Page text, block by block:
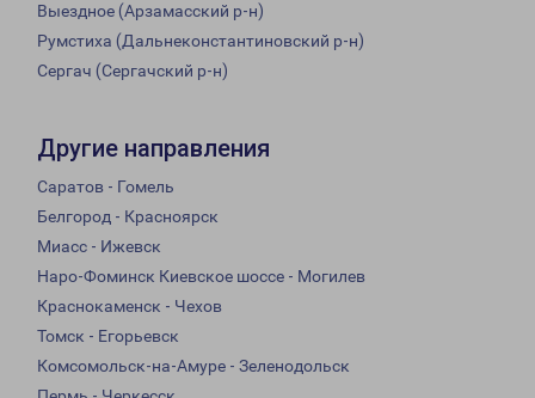
Выездное (Арзамасский р-н)
Румстиха (Дальнеконстантиновский р-н)
Сергач (Сергачский р-н)
Другие направления
Саратов - Гомель
Белгород - Красноярск
Миасс - Ижевск
Наро-Фоминск Киевское шоссе - Могилев
Краснокаменск - Чехов
Томск - Егорьевск
Комсомольск-на-Амуре - Зеленодольск